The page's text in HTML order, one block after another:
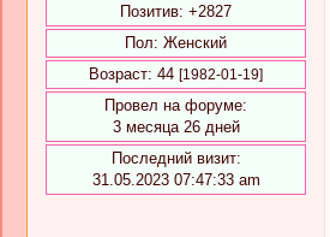
Позитив: +2827
Пол: Женский
Возраст: 44 [1982-01-19]
Провел на форуме:
3 месяца 26 дней
Последний визит:
31.05.2023 07:47:33 am